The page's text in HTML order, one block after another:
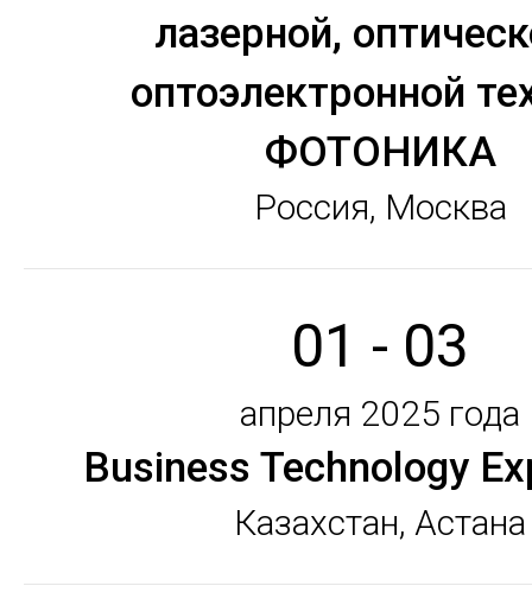
лазерной,
оптоэлектронной
ФОТОНИКА
Россия, Москва
01 - 03
апреля 2025 года
Business Technology
Казахстан, Астана